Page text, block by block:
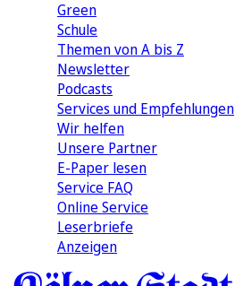
Green
Schule
Themen von A bis Z
Newsletter
Podcasts
Services und Empfehlungen
Wir helfen
Unsere Partner
E-Paper lesen
Service FAQ
Online Service
Leserbriefe
Anzeigen